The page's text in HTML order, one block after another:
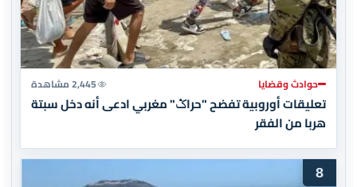
حوادث وقضايا 2,445 مشاهدة
تعليقات أوروبية تفضح "حراݣ" مغربي ادعى أنه دخل سبتة
هربا من الفقر
8